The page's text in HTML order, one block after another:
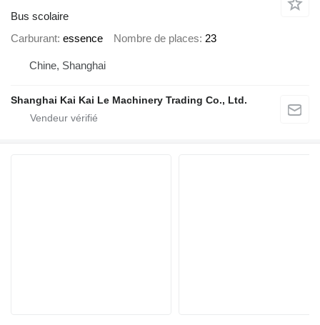
Bus scolaire
Carburant essence Nombre de places 23
Chine, Shanghai
Shanghai Kai Kai Le Machinery Trading Co., Ltd.